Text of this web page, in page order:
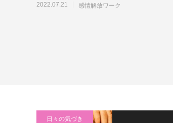
だと信じているので、何も考えず、一
2022.07.21 感情解放ワーク
日々の気づき